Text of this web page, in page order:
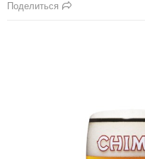
Поделиться